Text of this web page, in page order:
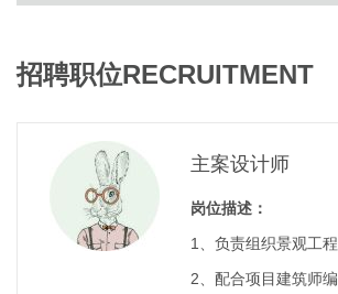
招聘职位RECRUITMENT
主案设计师
岗位描述：
1、负责组织景观工
2、配合项目建筑师